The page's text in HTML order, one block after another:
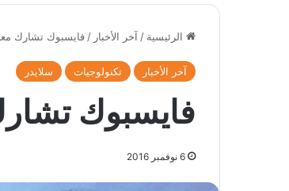
الرئيسية / آخر الأخبار / فايسبوك تشارك
آخر الأخبار تكنولوجيات سلايدر
فايسبوك
6 نوفمبر 2016